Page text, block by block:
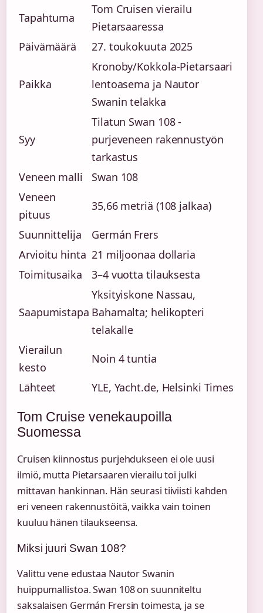
Tapahtuma
Tom Cruisen vierailu
Pietarsaaressa
Päivämäärä
27. toukokuuta 2025
Paikka
Kronoby/Kokkola-Pietarsaari
lentoasema ja Nautor
Swanin telakka
Syy
Tilatun Swan 108 -
purjeveneen rakennustyön
tarkastus
Veneen malli
Swan 108
Veneen
pituus
35,66 metriä (108 jalkaa)
Suunnittelija
Germán Frers
Arvioitu hinta 21 miljoonaa dollaria
Toimitusaika
3–4 vuotta tilauksesta
Saapumistapa
Yksityiskone Nassau,
Bahamalta; helikopteri
telakalle
Vierailun
kesto
Noin 4 tuntia
Lähteet YLE, Yacht.de, Helsinki Times
Tom Cruise venekaupoilla
Suomessa
Cruisen kiinnostus purjehdukseen ei ole uusi
ilmiö, mutta Pietarsaaren vierailu toi julki
mittavan hankinnan. Hän seurasi tiiviisti kahden
eri veneen rakennustöitä, vaikka vain toinen
kuuluu hänen tilaukseensa.
Miksi juuri Swan 108?
Valittu vene edustaa Nautor Swanin
huippumallistoa. Swan 108 on suunniteltu
saksalaisen Germán Frersin toimesta, ja se